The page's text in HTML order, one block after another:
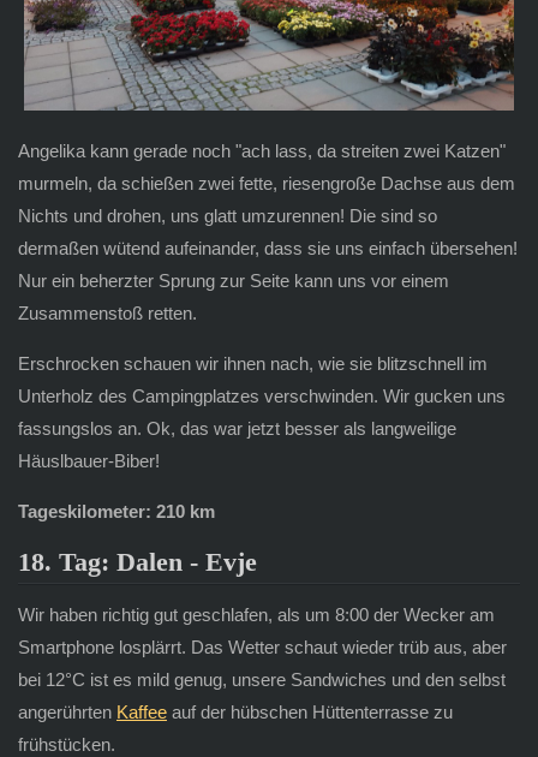
Angelika kann gerade noch "ach lass, da streiten zwei Katzen"
murmeln, da schießen zwei fette, riesengroße Dachse aus dem
Nichts und drohen, uns glatt umzurennen! Die sind so
dermaßen wütend aufeinander, dass sie uns einfach übersehen!
Nur ein beherzter Sprung zur Seite kann uns vor einem
Zusammenstoß retten.
Erschrocken schauen wir ihnen nach, wie sie blitzschnell im
Unterholz des Campingplatzes verschwinden. Wir gucken uns
fassungslos an. Ok, das war jetzt besser als langweilige
Häuslbauer-Biber!
Tageskilometer: 210 km
18. Tag: Dalen - Evje
Wir haben richtig gut geschlafen, als um 8:00 der Wecker am
Smartphone losplärrt. Das Wetter schaut wieder trüb aus, aber
bei 12°C ist es mild genug, unsere Sandwiches und den selbst
angerührten Kaffeeauf der hübschen Hüttenterrasse zu
frühstücken.